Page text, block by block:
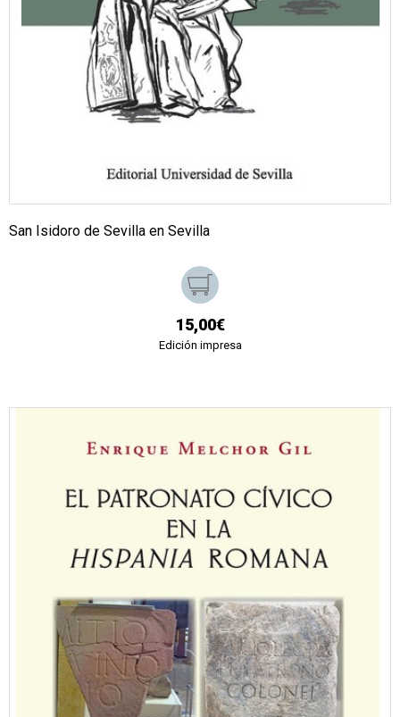
San Isidoro de Sevilla en Sevilla
15,00€
Edición impresa